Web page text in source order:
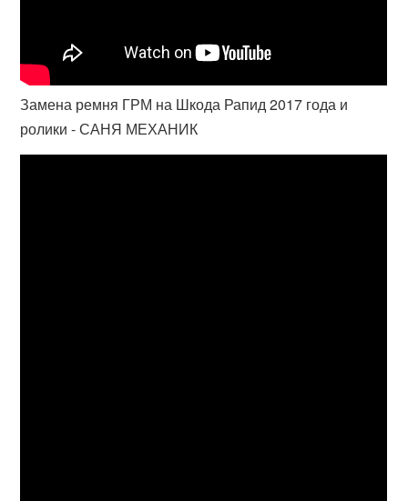
Замена ремня ГРМ на Шкода Рапид 2017 года и
ролики - САНЯ МЕХАНИК